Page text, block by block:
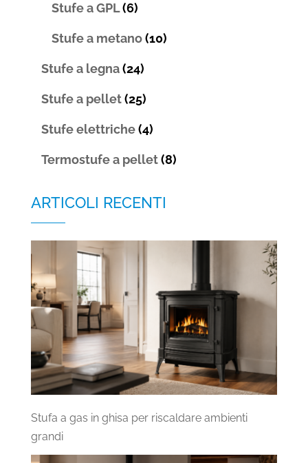
Stufe a GPL (6)
Stufe a metano (10)
Stufe a legna (24)
Stufe a pellet (25)
Stufe elettriche (4)
Termostufe a pellet (8)
ARTICOLI RECENTI
Stufa a gas in ghisa per riscaldare ambienti
grandi